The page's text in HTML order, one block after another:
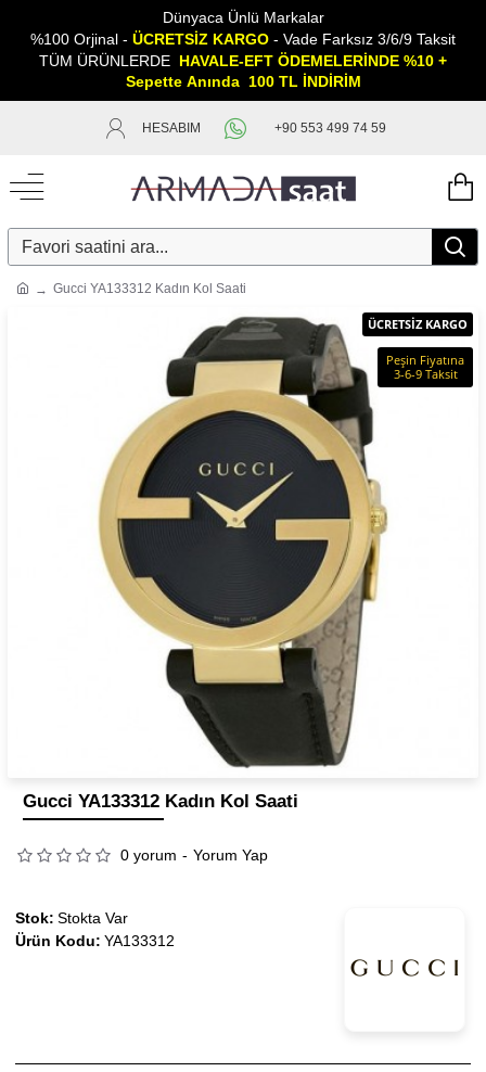
Dünyaca Ünlü Markalar
%100 Orjinal - ÜCRETSİZ KARGO - Vade Farksız 3/6/9 Taksit
TÜM ÜRÜNLERDE HAVALE-EFT ÖDEMELERİNDE %10 +
Sepette Anında 100 TL İNDİRİM
HESABIM +90 553 499 74 59
Gucci YA133312 Kadın Kol Saati
ÜCRETSİZ KARGO
Peşin Fiyatına
3-6-9 Taksit
Gucci YA133312 Kadın Kol Saati
0 yorum - Yorum Yap
Stok: Stokta Var
Ürün Kodu: YA133312